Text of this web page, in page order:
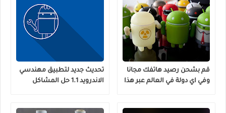
قم بشحن رصيد هاتفك مجانا
وفي اي دولة في العالم عبر هذا
تحديث جديد لتطبيق مهندسي
الاندرويد 1.1 حل المشاكل